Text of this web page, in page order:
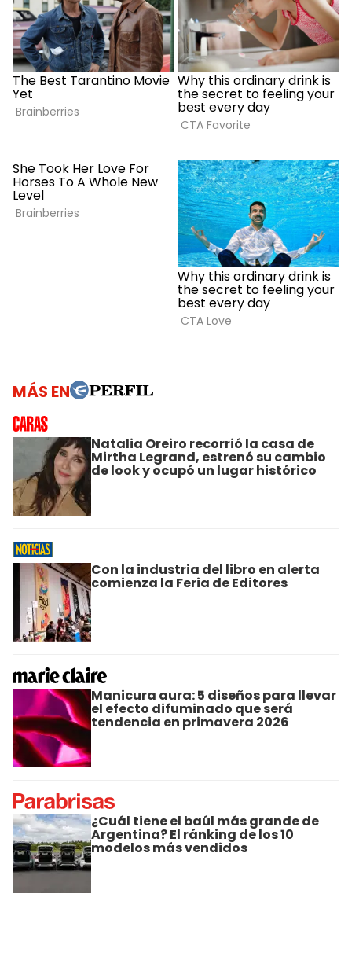
MÁS EN
Natalia Oreiro recorrió la casa de
Mirtha Legrand, estrenó su cambio
de look y ocupó un lugar histórico
Con la industria del libro en alerta
comienza la Feria de Editores
Manicura aura: 5 diseños para llevar
el efecto difuminado que será
tendencia en primavera 2026
¿Cuál tiene el baúl más grande de
Argentina? El ránking de los 10
modelos más vendidos